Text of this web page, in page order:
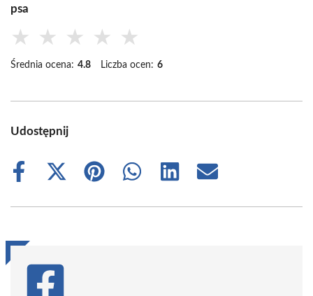
psa
★ ★ ★ ★ ★
Średnia ocena: 4.8 Liczba ocen: 6
Udostępnij
Share
Share
(Twitter)
Share
Share
Share
Share